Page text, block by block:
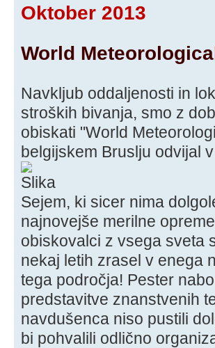
Oktober 2013
World
Navkljub oddaljenosti in
stroških bivanja, smo z
obiskati "World
belgijskem Bruslju odvijal
Sejem, ki sicer nima
najnovejše merilne
obiskovalci z vsega sveta
nekaj letih zrasel v enega
tega področja! Pester
predstavitve znanstvenih
navdušenca niso pustili
bi pohvalili odlično